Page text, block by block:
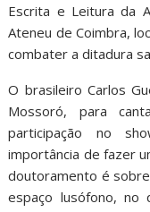
Escrita e Leitura da
Ateneu de Coimbra,
combater a ditadura
O brasileiro Carlos
Mossoró, para
participação no
importância de fazer
doutoramento é
espaço lusófono, no